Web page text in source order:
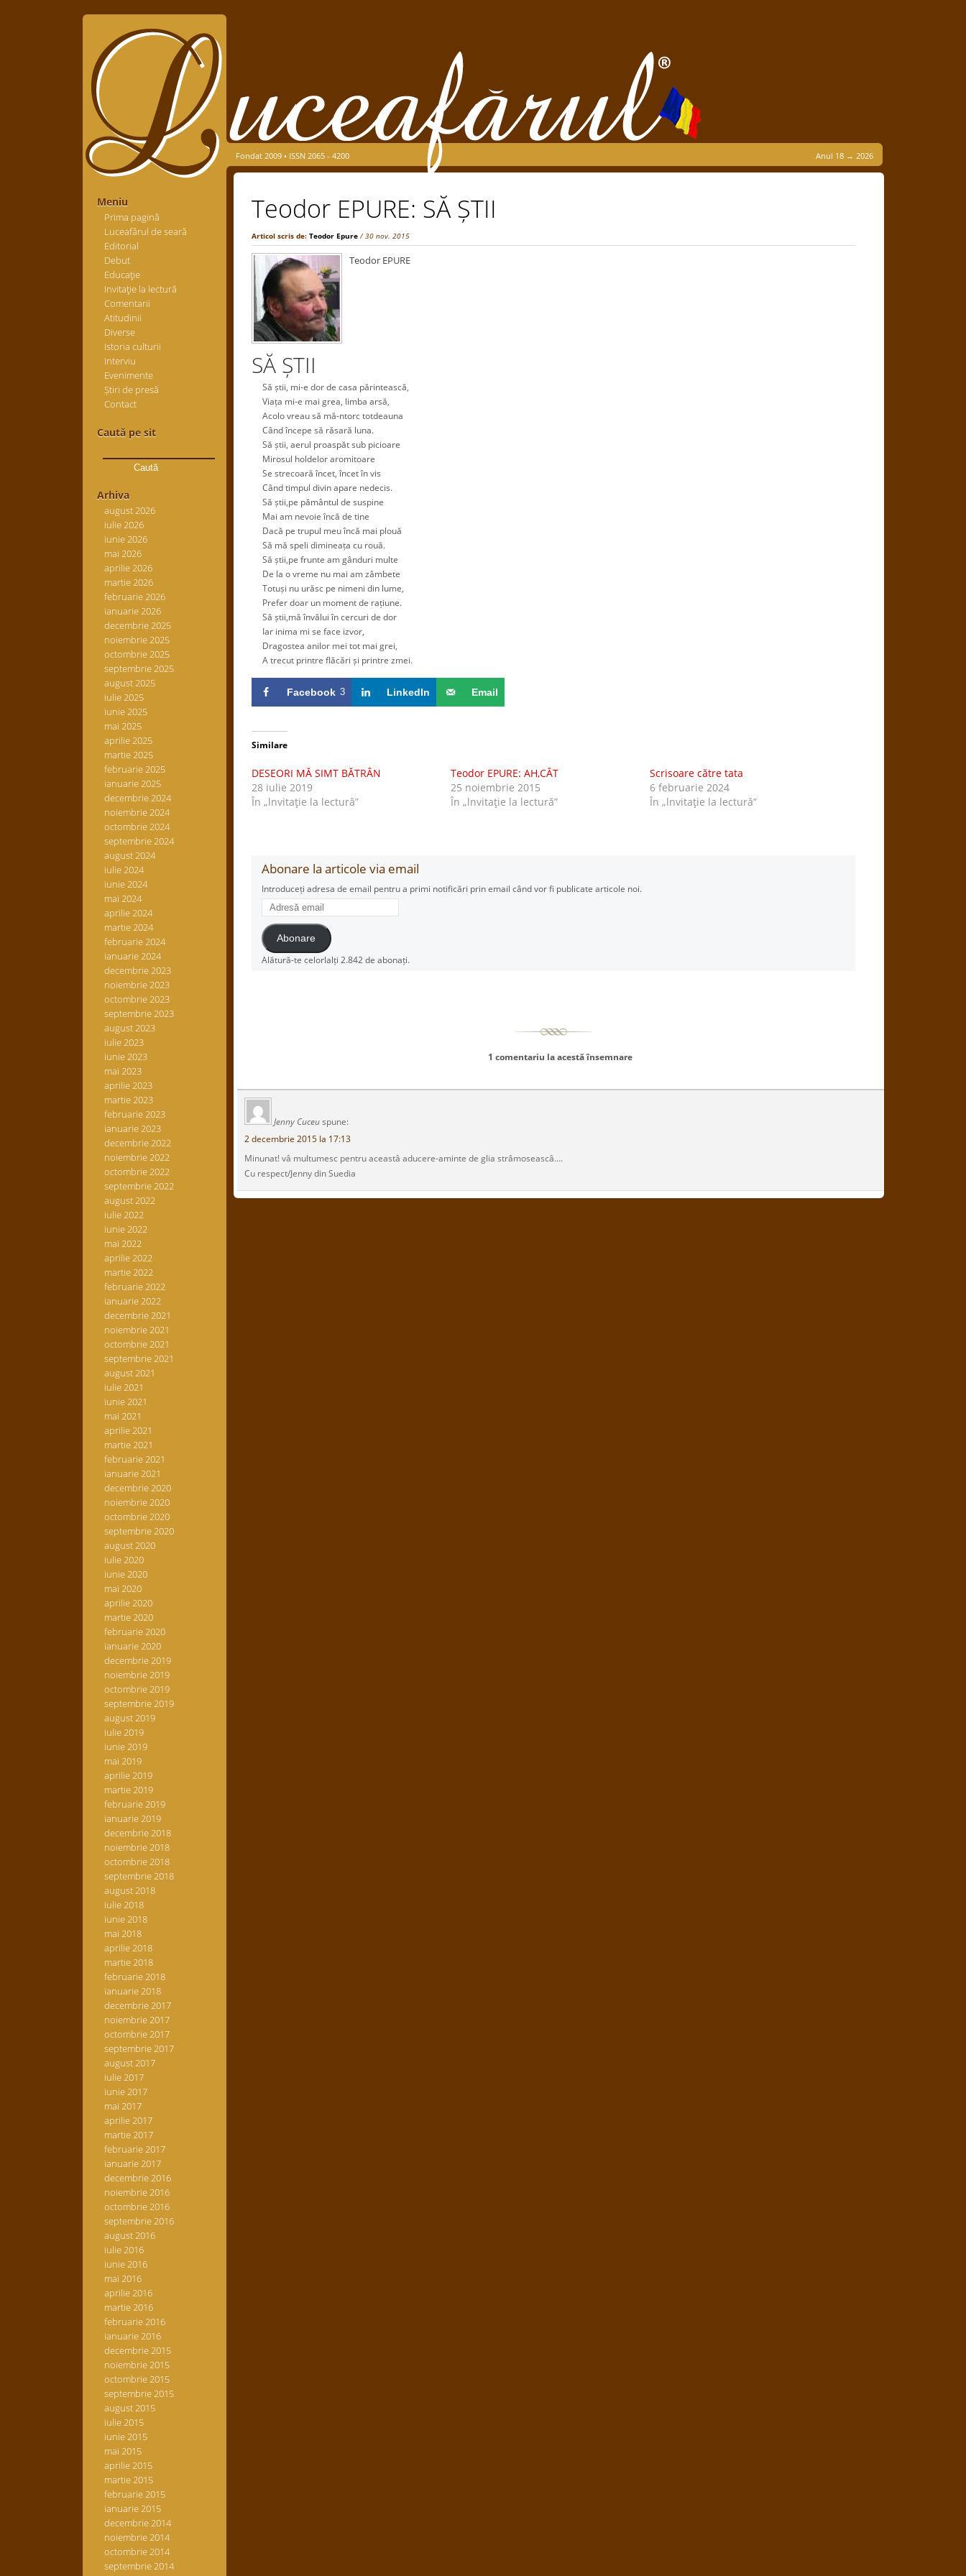
Meniu
Prima pagină
Luceafărul de seară
Editorial
Debut
Educaţie
Invitaţie la lectură
Comentarii
Atitudinii
Diverse
Istoria culturii
Interviu
Evenimente
Știri de presă
Contact
Caută pe sit
după:
Arhiva
august 2026
iulie 2026
iunie 2026
mai 2026
aprilie 2026
martie 2026
februarie 2026
ianuarie 2026
decembrie 2025
noiembrie 2025
octombrie 2025
septembrie 2025
august 2025
iulie 2025
iunie 2025
mai 2025
aprilie 2025
martie 2025
februarie 2025
ianuarie 2025
decembrie 2024
noiembrie 2024
octombrie 2024
septembrie 2024
august 2024
iulie 2024
iunie 2024
mai 2024
aprilie 2024
martie 2024
februarie 2024
ianuarie 2024
decembrie 2023
noiembrie 2023
octombrie 2023
septembrie 2023
august 2023
iulie 2023
iunie 2023
mai 2023
aprilie 2023
martie 2023
februarie 2023
ianuarie 2023
decembrie 2022
noiembrie 2022
octombrie 2022
septembrie 2022
august 2022
iulie 2022
iunie 2022
mai 2022
aprilie 2022
martie 2022
februarie 2022
ianuarie 2022
decembrie 2021
noiembrie 2021
octombrie 2021
septembrie 2021
august 2021
iulie 2021
iunie 2021
mai 2021
aprilie 2021
martie 2021
februarie 2021
ianuarie 2021
decembrie 2020
noiembrie 2020
octombrie 2020
septembrie 2020
august 2020
iulie 2020
iunie 2020
mai 2020
aprilie 2020
martie 2020
februarie 2020
ianuarie 2020
decembrie 2019
noiembrie 2019
octombrie 2019
septembrie 2019
august 2019
iulie 2019
iunie 2019
mai 2019
aprilie 2019
martie 2019
februarie 2019
ianuarie 2019
decembrie 2018
noiembrie 2018
octombrie 2018
septembrie 2018
august 2018
iulie 2018
iunie 2018
mai 2018
aprilie 2018
martie 2018
februarie 2018
ianuarie 2018
decembrie 2017
noiembrie 2017
octombrie 2017
septembrie 2017
august 2017
iulie 2017
iunie 2017
mai 2017
aprilie 2017
martie 2017
februarie 2017
ianuarie 2017
decembrie 2016
noiembrie 2016
octombrie 2016
septembrie 2016
august 2016
iulie 2016
iunie 2016
mai 2016
aprilie 2016
martie 2016
februarie 2016
ianuarie 2016
decembrie 2015
noiembrie 2015
octombrie 2015
septembrie 2015
august 2015
iulie 2015
iunie 2015
mai 2015
aprilie 2015
martie 2015
februarie 2015
ianuarie 2015
decembrie 2014
noiembrie 2014
octombrie 2014
septembrie 2014
Fondat 2009 • ISSN 2065 - 4200 Anul 18 → 2026
Teodor EPURE: SĂ ȘTII
Articol scris de: Teodor Epure / 30 nov. 2015
Teodor EPURE
SĂ ȘTII
Să știi, mi-e dor de casa părintească,
Viața mi-e mai grea, limba arsă,
Acolo vreau să mă-ntorc totdeauna
Când începe să răsară luna.
Să știi, aerul proaspăt sub picioare
Mirosul holdelor aromitoare
Se strecoară încet, încet în vis
Când timpul divin apare nedecis.
Să știi,pe pământul de suspine
Mai am nevoie încă de tine
Dacă pe trupul meu încă mai plouă
Să mă speli dimineața cu rouă.
Să știi,pe frunte am gânduri multe
De la o vreme nu mai am zâmbete
Totuși nu urăsc pe nimeni din lume,
Prefer doar un moment de rațiune.
Să știi,mă învălui în cercuri de dor
Iar inima mi se face izvor,
Dragostea anilor mei tot mai grei,
A trecut printre flăcări și printre zmei.
Facebook 3 LinkedIn Email
Similare
DESEORI MĂ SIMT BĂTRÂN
28 iulie 2019
În „lnvitaţie la lectură”
Teodor EPURE: AH,CÂT
25 noiembrie 2015
În „lnvitaţie la lectură”
Scrisoare către tata
6 februarie 2024
În „lnvitaţie la lectură”
Abonare la articole via email
Introduceți adresa de email pentru a primi notificări prin email când vor fi publicate articole noi.
Adresă
email
Abonare
Alătură-te celorlalți 2.842 de abonați.
1 comentariu la acestă însemnare
Jenny Cuceu spune:
2 decembrie 2015 la 17:13
Minunat! vâ multumesc pentru aceastâ aducere-aminte de glia strâmoseascâ….
Cu respect/Jenny din Suedia